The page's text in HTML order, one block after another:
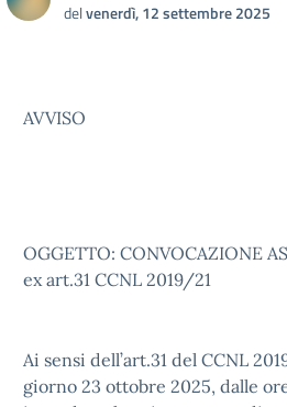
delvenerdì, 12 settembre 2025
AVVISO
OGGETTO: CONVOCAZIONE
ex art.31 CCNL 2019/21
Ai sensi dell’art.31 del CCNL
giorno 23 ottobre 2025, dalle